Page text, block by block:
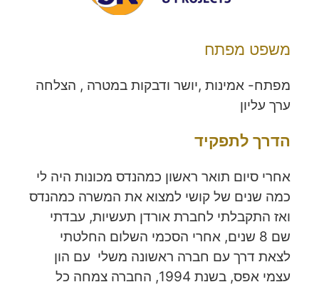
משפט מפתח
מפתח- אמינות ,יושר ודבקות במטרה , הצלחה
ערך עליון
הדרך לתפקיד
אחרי סיום תואר ראשון כמהנדס מכונות היה לי
כמה שנים של קושי למצוא את המשרה כמהנדס
ואז התקבלתי לחברת אורדן תעשיות, עבדתי
שם 8 שנים, אחרי הסכמי השלום החלטתי
לצאת דרך עם חברה ראשונה משלי עם הון
עצמי אפס, בשנת 1994, החברה צמחה כל